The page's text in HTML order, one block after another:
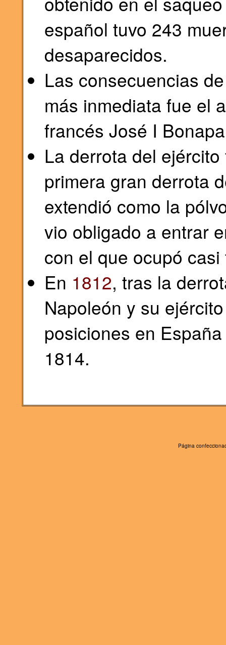
español tuvo 243
desaparecidos.
Las consecuencias
más inmediata fue el
francés José I
La derrota del
primera gran derrota
extendió como la
vio obligado a entrar
con el que ocupó
En 1812, tras la
Napoleón y su
posiciones en
1814.
Página